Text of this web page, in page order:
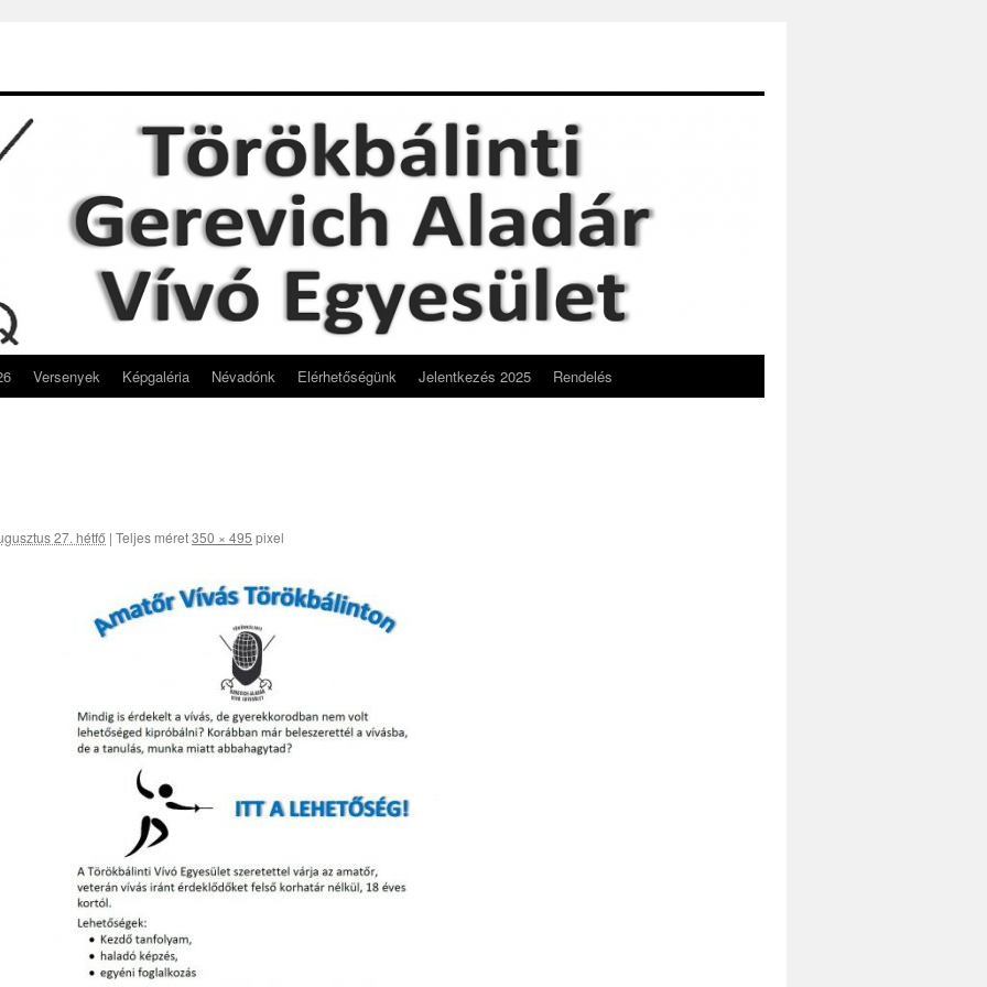
Versenyek Képgaléria Névadónk Elérhetőségünk Jelentkezés 2025 Rendelés
27. hétfő | Teljes méret350 × 495 pixel